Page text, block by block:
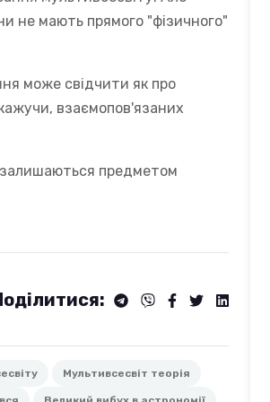
не мають прямого "фізичного"
може свідчити як про
взаємопов'язаних
предметом
Мультивсесвіт теорія